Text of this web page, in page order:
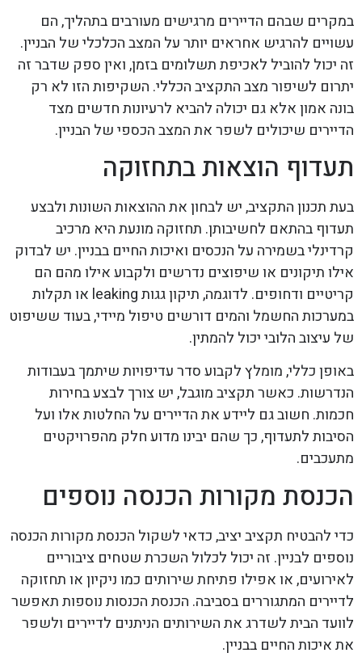
במקרים שבהם הדיירים מרגישים מעורבים בתהליך, הם
עשויים להרגיש אחראים יותר על המצב הכלכלי של הבניין.
זה יכול להוביל לאכיפת תשלומים בזמן, ואין ספק שדבר זה
יתרום לשיפור מצב התקציב הכללי. השקיפות הזו לא רק
בונה אמון אלא גם יכולה להביא לרעיונות חדשים מצד
הדיירים שיכולים לשפר את המצב הכספי של הבניין.
תעדוף הוצאות בתחזוקה
בעת תכנון התקציב, יש לבחון את ההוצאות השונות ולבצע
תעדוף בהתאם לחשיבותן. תחזוקה מונעת היא מרכיב
קרדינלי בשמירה על הנכסים ואיכות החיים בבניין. יש לבדוק
אילו תיקונים או שיפוצים נדרשים ולקבוע אילו מהם הם
קריטיים ודחופים. לדוגמה, תיקון גגות leaking או תקלות
במערכות החשמל והמים דורשים טיפול מיידי, בעוד ששיפוט
של עיצוב הלובי יכול להמתין.
באופן כללי, מומלץ לקבוע סדר עדיפויות שיתמך בעבודות
הנדרשות. כאשר תקציב מוגבל, יש צורך לבצע בחירות
חכמות. חשוב גם ליידע את הדיירים על החלטות אלו ועל
הסיבות לתעדוף, כך שהם יבינו מדוע חלק מהפרויקטים
מתעכבים.
הכנסת מקורות הכנסה נוספים
כדי להבטיח תקציב יציב, כדאי לשקול הכנסת מקורות הכנסה
נוספים לבניין. זה יכול לכלול השכרת שטחים ציבוריים
לאירועים, או אפילו פתיחת שירותים כמו ניקיון או תחזוקה
לדיירים המתגוררים בסביבה. הכנסת הכנסות נוספות תאפשר
לוועד הבית לשדרג את השירותים הניתנים לדיירים ולשפר
את איכות החיים בבניין.